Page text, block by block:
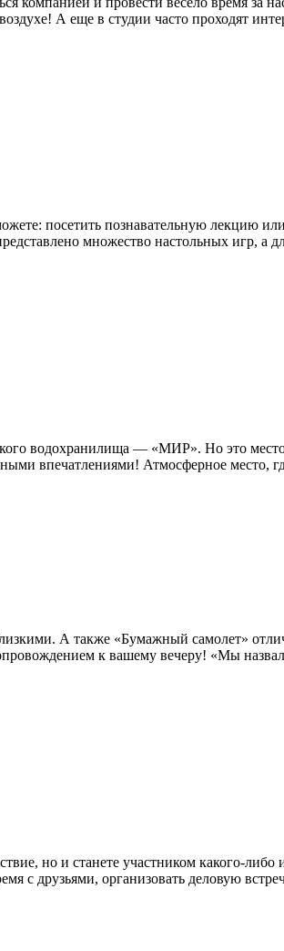
А еще в студии часто проходят
посетить познавательную лекцию
множество настольных игр, а
водохранилища — «МИР». Но это
впечатлениями! Атмосферное место,
А также «Бумажный самолет»
к вашему вечеру! «Мы
но и станете участником какого-
друзьями, организовать деловую